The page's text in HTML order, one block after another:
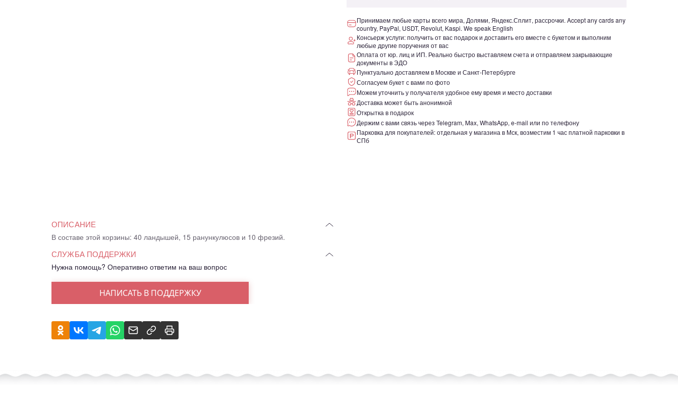
Принимаем любые карты всего мира, Долями, Яндекс.Сплит, рассрочки. Accept any cards any
country, PayPal, USDT, Revolut, Kaspi. We speak English
Консьерж услуги: получить от вас подарок и доставить его вместе с букетом и выполним
любые другие поручения от вас
Оплата от юр. лиц и ИП. Реально быстро выставляем счета и отправляем закрывающие
документы в ЭДО
Пунктуально доставляем в Москве и Санкт-Петербурге
Согласуем букет с вами по фото
Можем уточнить у получателя удобное ему время и место доставки
Доставка может быть анонимной
Открытка в подарок
Держим с вами связь через Telegram, Max, WhatsApp, e-mail или по телефону
Парковка для покупателей: отдельная у магазина в Мск, возместим 1 час платной парковки в
СПб
ОПИСАНИЕ
В составе этой корзины: 40 ландышей, 15 ранункулюсов и 10 фрезий.
СЛУЖБА ПОДДЕРЖКИ
Нужна помощь? Оперативно ответим на ваш вопрос
НАПИСАТЬ В ПОДДЕРЖКУ